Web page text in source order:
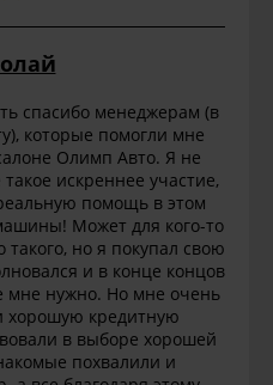
спасибо менеджерам (в
которые помогли мне
Олимп Авто. Я не
искреннее участие,
помощь в этом
Может для кого-то
но я покупал свою
и в конце концов
мне нужно. Но мне очень
хорошую кредитную
в выборе хорошей
похвалили и